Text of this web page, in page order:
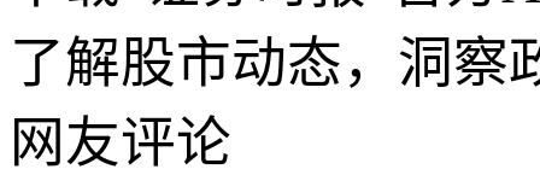
了解股市动态，洞察
网友评论